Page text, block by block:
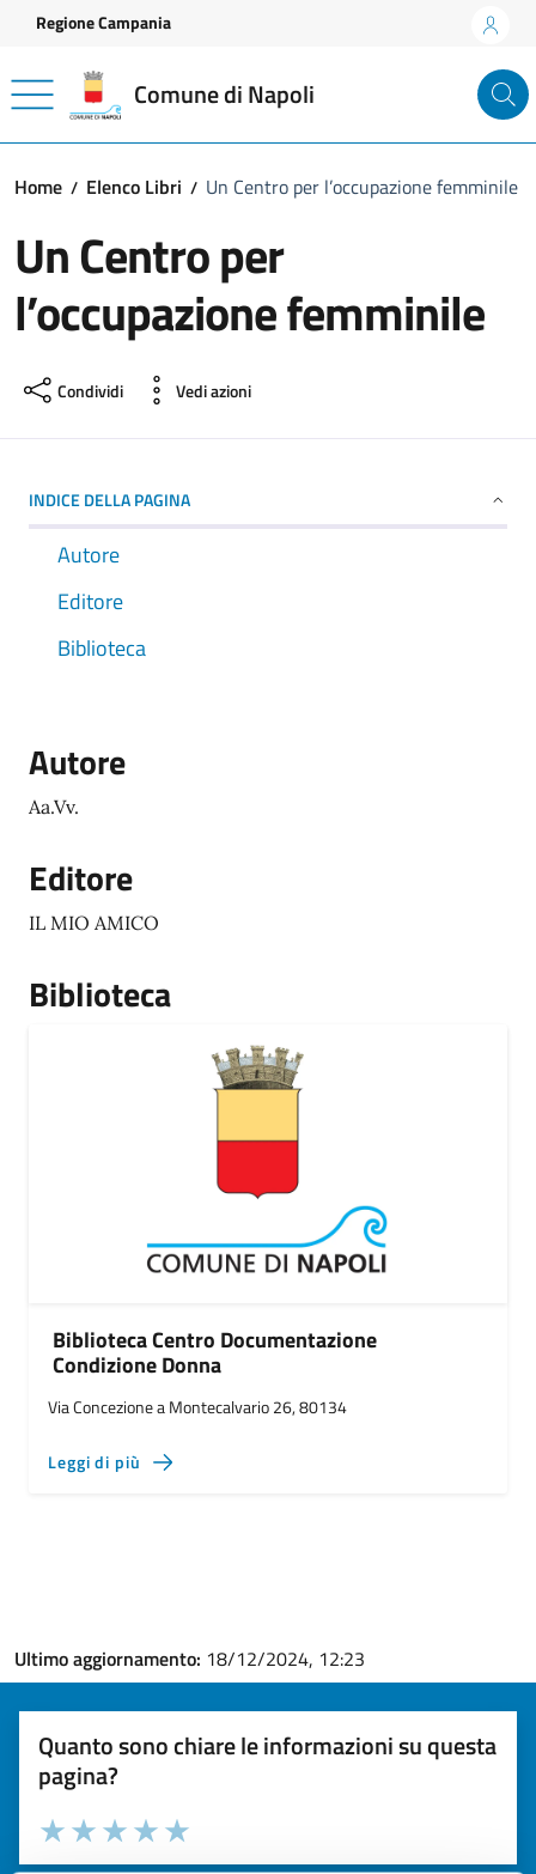
Vai ai contenuti
Vai al footer
Regione Campania
Comune di Napoli
Home Elenco Libri Un Centro per l’occupazione femminile
Un Centro per
l’occupazione femminile
Condividi Vedi azioni
INDICE DELLA PAGINA
Autore
Editore
Biblioteca
Autore
Aa.Vv.
Editore
IL MIO AMICO
Biblioteca
Biblioteca Centro Documentazione
Condizione Donna
Via Concezione a Montecalvario 26, 80134
Leggi di più
Ultimo aggiornamento: 18/12/2024, 12:23
Quanto sono chiare le informazioni su questa
pagina?
Valuta la chiarezza delle informazioni (da 1 a 5 stelle)
Seleziona il numero di stelle per valutare la chiarezza delle
Valuta 5 stelle su 5
Valuta 4 stelle su 5
Valuta 3 stelle su 5
Valuta 2 stelle su 5
Valuta 1 stelle su 5